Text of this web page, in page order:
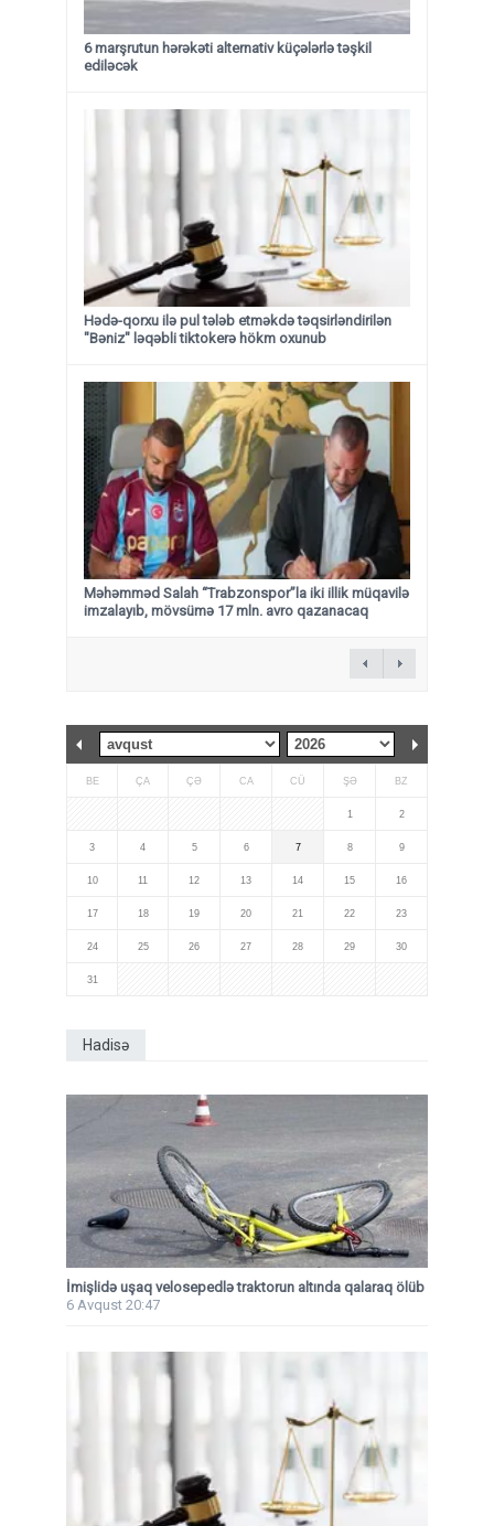
6 marşrutun hərəkəti alternativ küçələrlə təşkil
ediləcək
Hədə-qorxu ilə pul tələb etməkdə təqsirləndirilən
"Bəniz" ləqəbli tiktokerə hökm oxunub
Məhəmməd Salah “Trabzonspor”la iki illik müqavilə
imzalayıb, mövsümə 17 mln. avro qazanacaq
BE ÇA ÇƏ CA CÜ ŞƏ BZ
1 2
3 4 5 6 7 8 9
10 11 12 13 14 15 16
17 18 19 20 21 22 23
24 25 26 27 28 29 30
31
Hadisə
İmişlidə uşaq velosepedlə traktorun altında qalaraq ölüb
6 Avqust 20:47